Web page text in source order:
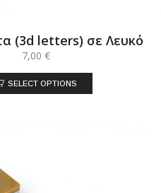
(3d letters) σε Λευκό
7,00 €
SELECT OPTIONS